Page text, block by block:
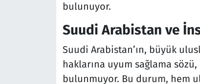
bulunuyor.
Suudi Arabistan ve
Suudi Arabistan’ın, büyük
haklarına uyum sağlama
bulunmuyor. Bu durum, hem